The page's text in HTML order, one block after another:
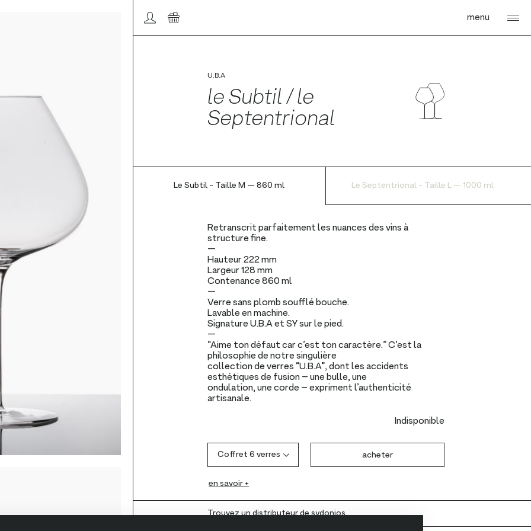
Compte/connexion
Panier menu
U.B.A
le Subtil / le
Septentrional
Le Subtil - Taille M — 860 ml Le Septentrional - Taille L — 1000 ml
Retranscrit parfaitement les nuances des vins à
structure fine.
Hauteur222 mm
Largeur128 mm
Contenance860 ml
Verre sans plomb soufflé bouche.
Lavable en machine.
Signature U.B.A et SY sur le pied.
“Aime ton défaut car c’est ton caractère.” C’est la
philosophie de notre singulière
collection de verres “U.B.A”, dont les accidents
esthétiques de fusion – une bulle, une
ondulation, une corde – expriment l’authenticité
artisanale.
Indisponible
acheter
en savoir +
Trouvez un distributeurde sydonios